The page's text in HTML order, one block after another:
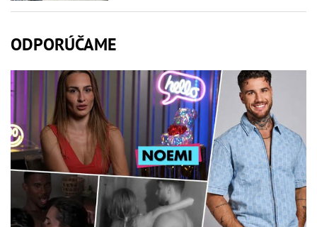
ODPORÚČAME